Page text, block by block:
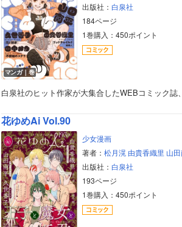
マンガ｜巻
出版社： 白泉社
184ページ
1巻購入：450ポイント
白泉社のヒット作家が大集合したWEBコミック
花ゆめAi Vol.90
少女漫画
著者： 松月滉 由貴香織里 山
出版社： 白泉社
193ページ
1巻購入：450ポイント